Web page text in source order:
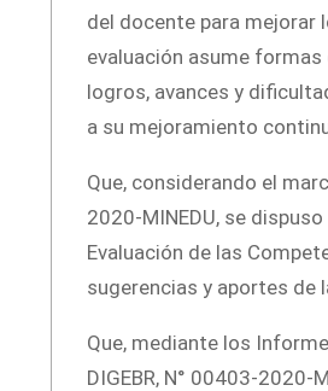
del docente para mejorar
evaluación asume
logros, avances y
a su mejoramiento
Que, considerando el
2020-MINEDU, se
Evaluación de las
sugerencias y aportes de
Que, mediante los
DIGEBR, N° 00403-2020-